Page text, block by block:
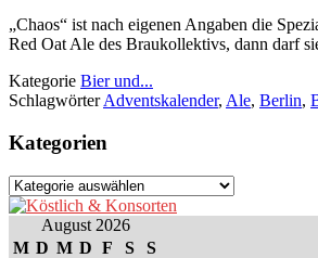
„Chaos“ ist nach eigenen Angaben die
Red Oat Ale des Braukollektivs, dann darf
Kategorie Bier und...
SchlagwörterAdventskalender, Ale, Berlin,
Kategorien
Kategorien
August 2026
M D M D F S
S